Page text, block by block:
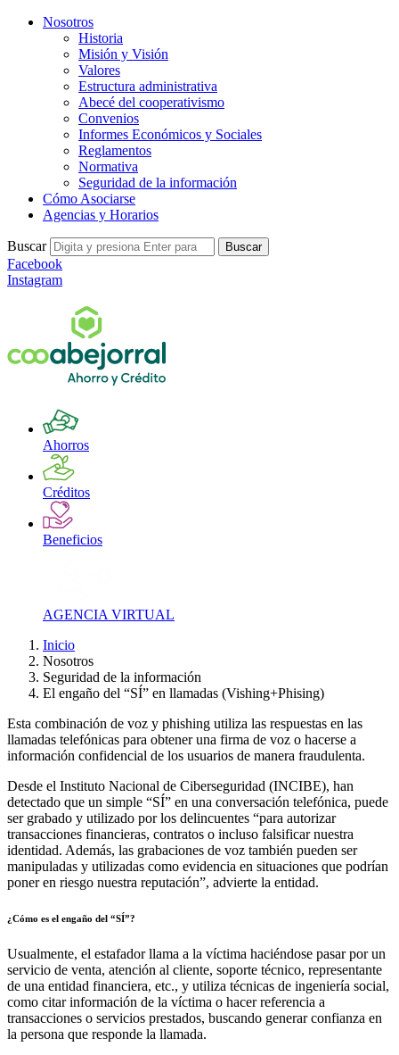
Nosotros
Historia
Misión y Visión
Valores
Estructura administrativa
Abecé del cooperativismo
Convenios
Informes Económicos y Sociales
Reglamentos
Normativa
Seguridad de la información
Cómo Asociarse
Agencias y Horarios
Buscar Buscar
Facebook
Instagram
Ahorros
Créditos
Beneficios
AGENCIA VIRTUAL
Inicio
Nosotros
Seguridad de la información
El engaño del “SÍ” en llamadas (Vishing+Phising)
Esta combinación de voz y phishing utiliza las respuestas en las
llamadas telefónicas para obtener una firma de voz o hacerse a
información confidencial de los usuarios de manera fraudulenta.
Desde el Instituto Nacional de Ciberseguridad (INCIBE), han
detectado que un simple “SÍ” en una conversación telefónica, puede
ser grabado y utilizado por los delincuentes “para autorizar
transacciones financieras, contratos o incluso falsificar nuestra
identidad. Además, las grabaciones de voz también pueden ser
manipuladas y utilizadas como evidencia en situaciones que podrían
poner en riesgo nuestra reputación”, advierte la entidad.
¿Cómo es el engaño del “SÍ”?
Usualmente, el estafador llama a la víctima haciéndose pasar por un
servicio de venta, atención al cliente, soporte técnico, representante
de una entidad financiera, etc., y utiliza técnicas de ingeniería social,
como citar información de la víctima o hacer referencia a
transacciones o servicios prestados, buscando generar confianza en
la persona que responde la llamada.